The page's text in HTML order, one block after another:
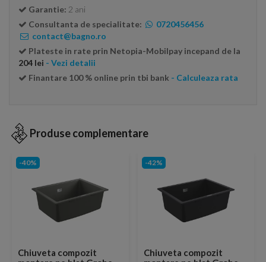
Garantie: 2 ani
Consultanta de specialitate:
0720456456
contact@bagno.ro
Plateste in rate prin Netopia-Mobilpay incepand de la
204 lei - Vezi detalii
Finantare 100 % online prin tbi bank - Calculeaza rata
Produse complementare
-40%
Chiuveta compozit
-42%
Chiuveta compozit